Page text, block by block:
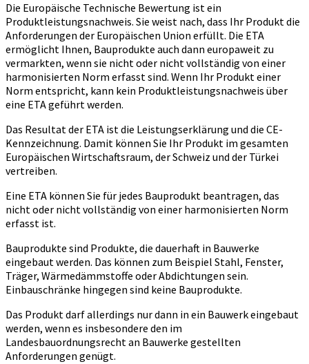
Die Europäische Technische Bewertung ist ein
Produktleistungsnachweis. Sie weist nach, dass Ihr Produkt die
Anforderungen der Europäischen Union erfüllt. Die ETA
ermöglicht Ihnen, Bauprodukte auch dann europaweit zu
vermarkten, wenn sie nicht oder nicht vollständig von einer
harmonisierten Norm erfasst sind. Wenn Ihr Produkt einer
Norm entspricht, kann kein Produktleistungsnachweis über
eine ETA geführt werden.
Das Resultat der ETA ist die Leistungserklärung und die CE-
Kennzeichnung. Damit können Sie Ihr Produkt im gesamten
Europäischen Wirtschaftsraum, der Schweiz und der Türkei
vertreiben.
Eine ETA können Sie für jedes Bauprodukt beantragen, das
nicht oder nicht vollständig von einer harmonisierten Norm
erfasst ist.
Bauprodukte sind Produkte, die dauerhaft in Bauwerke
eingebaut werden. Das können zum Beispiel Stahl, Fenster,
Träger, Wärmedämmstoffe oder Abdichtungen sein.
Einbauschränke hingegen sind keine Bauprodukte.
Das Produkt darf allerdings nur dann in ein Bauwerk eingebaut
werden, wenn es insbesondere den im
Landesbauordnungsrecht an Bauwerke gestellten
Anforderungen genügt.